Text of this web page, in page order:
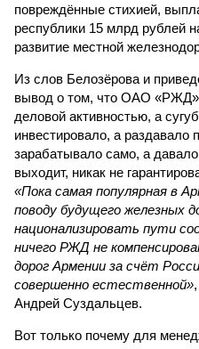
ничего РЖД не
дорог Армении за счёт
совершенно естественной»
Андрей Суздальцев.
Вот только почему для
естественным считается
«железку» тогда, когда на
тольконе решенынынешние
возникаютновые? Даст ли
Белозёров?
Гарник Туманян,
– Вероятно, в случае
своими европейскими
инициировать новый
европейская концессия для